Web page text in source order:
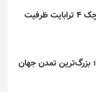
این کارت حافظه کوچک ۴ ترابایت ظرفیت
بازی/ Age of 2048؛ بزرگ‌ترین تمدن جهان